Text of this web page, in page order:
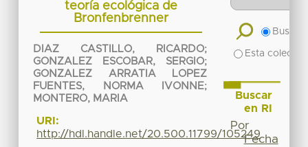
teoría ecológica de
Bronfenbrenner
DIAZ CASTILLO, RICARDO;
GONZALEZ ESCOBAR, SERGIO;
GONZALEZ ARRATIA LOPEZ
FUENTES, NORMA IVONNE;
MONTERO, MARIA
URI:
http://hdl.handle.net/20.500.11799/105249
Buscar
Esta
Buscar
en RI
Por
Fecha